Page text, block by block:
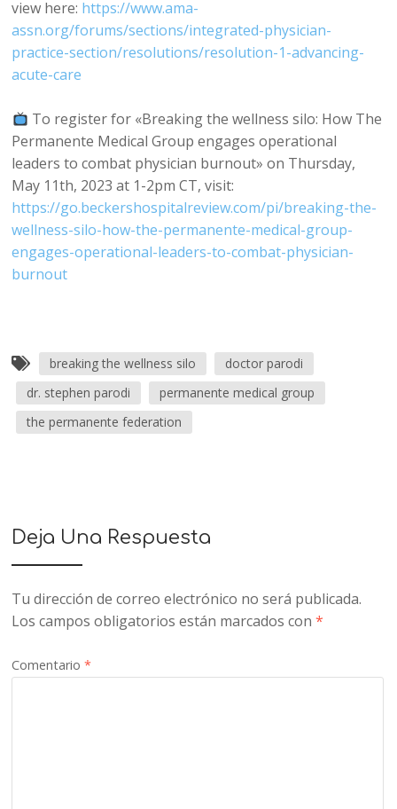
view here: https://www.ama-
assn.org/forums/sections/integrated-physician-
practice-section/resolutions/resolution-1-advancing-
acute-care
To register for «Breaking the wellness silo: How The
Permanente Medical Group engages operational
leaders to combat physician burnout» on Thursday,
May 11th, 2023 at 1-2pm CT, visit:
https://go.beckershospitalreview.com/pi/breaking-the-
wellness-silo-how-the-permanente-medical-group-
engages-operational-leaders-to-combat-physician-
burnout
breaking the wellness silo
doctor parodi
dr. stephen parodi
permanente medical group
the permanente federation
Deja Una Respuesta
Tu dirección de correo electrónico no será publicada.
Los campos obligatorios están marcados con*
Comentario*